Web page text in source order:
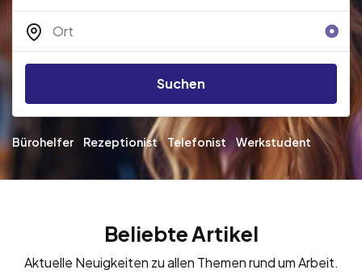
Suchen
Bürohelfer Rezeptionist Telefonist Werkstudent
Beliebte Artikel
Aktuelle Neuigkeiten zu allen Themen rund um Arbeit.